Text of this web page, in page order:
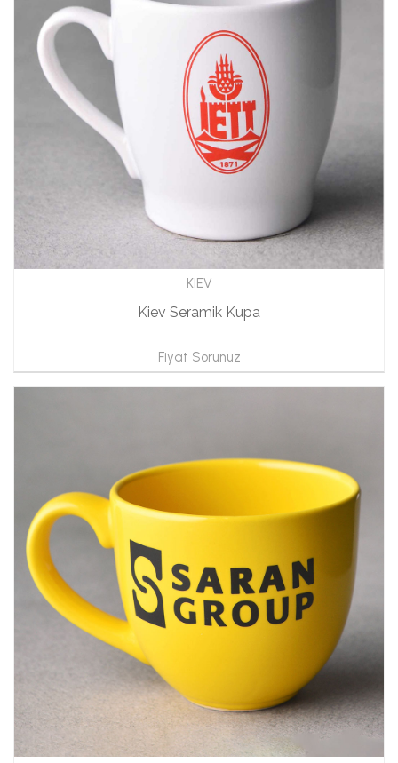
KIEV
Kiev Seramik Kupa
Fiyat Sorunuz